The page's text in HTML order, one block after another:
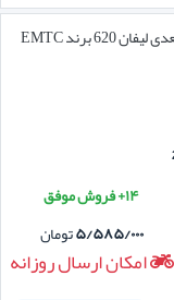
۱۴+ فروش موفق
۵/۵۸۵/۰۰۰تومان
امکان ارسال روزانه